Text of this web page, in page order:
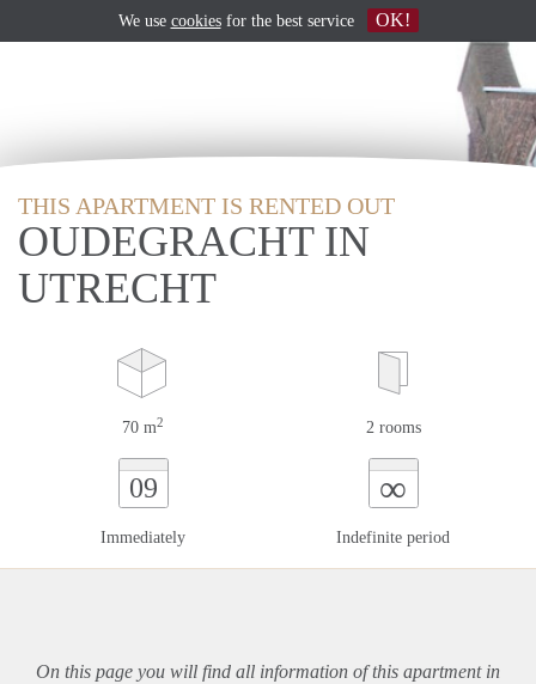
THIS APARTMENT IS RENTED OUT
OUDEGRACHT IN
UTRECHT
70 m2 2 rooms
09
Immediately
∞
Indefinite period
On this page you will find all information of this apartmentin
We use cookiesfor the best service OK!